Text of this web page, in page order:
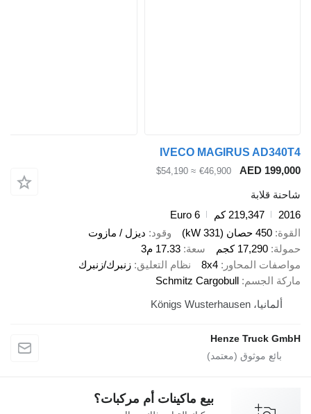
IVECO MAGIRUS
AED
€46,900
≈ $54,190
219,347 كم
Euro 6
450 حصان (331 kW)
وقود
ديزل / مازوت
17,290 كجم سعة
17.33 م3
المحاور
8x4 نظام التعليق زنبرك/زنبرك
الجسم Schmitz Cargobull
Henze Truck
بيع ماكينات أم مركبات؟